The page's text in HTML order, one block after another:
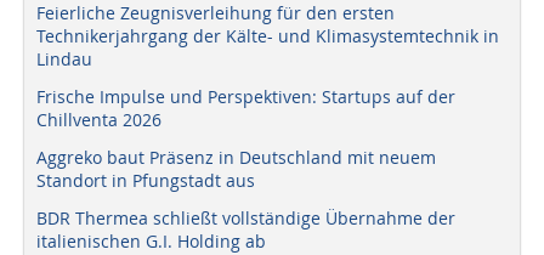
Feierliche Zeugnisverleihung für den ersten
Technikerjahrgang der Kälte- und Klimasystemtechnik in
Lindau
Frische Impulse und Perspektiven: Startups auf der
Chillventa 2026
Aggreko baut Präsenz in Deutschland mit neuem
Standort in Pfungstadt aus
BDR Thermea schließt vollständige Übernahme der
italienischen G.I. Holding ab